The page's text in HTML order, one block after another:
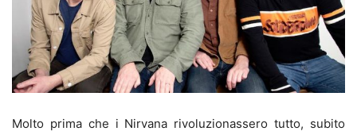
Molto prima che i Nirvana rivoluzionassero tutto, subito